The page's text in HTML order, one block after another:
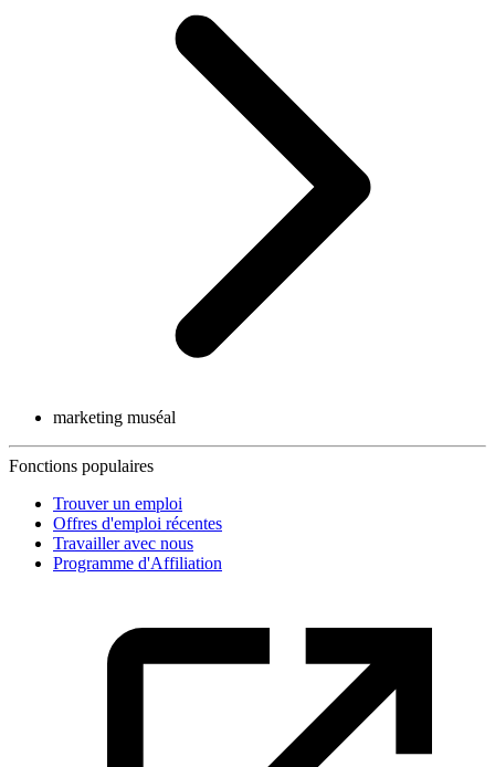
marketing muséal
Fonctions populaires
Trouver un emploi
Offres d'emploi récentes
Travailler avec nous
Programme d'Affiliation